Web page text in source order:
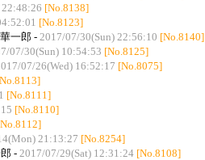
[No.8138]
[No.8123]
一郎 - 2017/07/30(Sun) 22:56:10 [No.8140]
07/30(Sun) 10:54:53 [No.8125]
07/26(Wed) 16:52:17 [No.8075]
[No.8111]
[No.8110]
21:13:27 [No.8254]
- 2017/07/29(Sat) 12:31:24 [No.8108]